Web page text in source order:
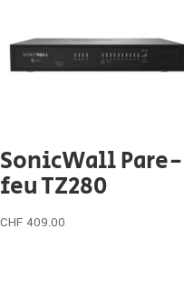
SonicWall Pare-
feu TZ280
CHF 409.00